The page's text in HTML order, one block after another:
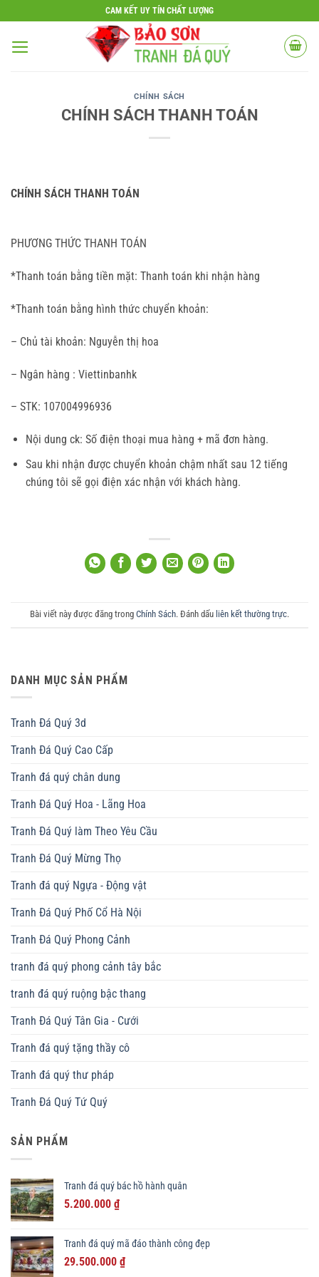
qua
nội
CAM KẾT UY TÍN CHẤT LƯỢNG
CHÍNH SÁCH
CHÍNH SÁCH THANH TOÁN
CHÍNH SÁCH THANH TOÁN
PHƯƠNG THỨC THANH TOÁN
*Thanh toán bằng tiền mặt: Thanh toán khi nhận hàng
*Thanh toán bằng hình thức chuyển khoản:
– Chủ tài khoản: Nguyễn thị hoa
– Ngân hàng : Viettinbanhk
– STK: 107004996936
Nội dung ck: Số điện thoại mua hàng + mã đơn hàng.
Sau khi nhận được chuyển khoản chậm nhất sau 12 tiếng
chúng tôi sẽ gọi điện xác nhận với khách hàng.
Bài viết này được đăng trong Chính Sách. Đánh dấu liên kết thường trực.
DANH MỤC SẢN PHẨM
Tranh Đá Quý 3d
Tranh Đá Quý Cao Cấp
Tranh đá quý chân dung
Tranh Đá Quý Hoa - Lãng Hoa
Tranh Đá Quý làm Theo Yêu Cầu
Tranh Đá Quý Mừng Thọ
Tranh đá quý Ngựa - Động vật
Tranh Đá Quý Phố Cổ Hà Nội
Tranh Đá Quý Phong Cảnh
tranh đá quý phong cảnh tây bắc
tranh đá quý ruộng bậc thang
Tranh Đá Quý Tân Gia - Cưới
Tranh đá quý tặng thầy cô
Tranh đá quý thư pháp
Tranh Đá Quý Tứ Quý
SẢN PHẨM
Tranh đá quý bác hồ hành quân
Giá
6.500.000 ₫.
5.200.000 ₫Giá
là:
5.200.000 ₫.
Tranh đá quý mã đáo thành công đẹp
Giá
29.500.000 ₫Giá